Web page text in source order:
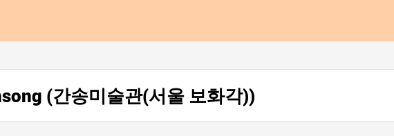
(간송미술관(서울 보화각))